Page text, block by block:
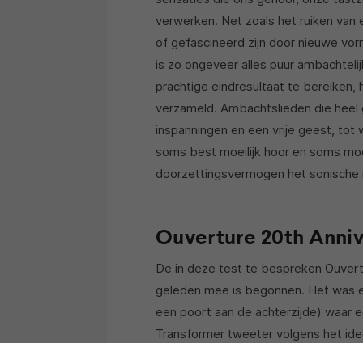
verwerken. Net zoals het ruiken van
of gefascineerd zijn door nieuwe
is zo ongeveer alles puur
prachtige eindresultaat te bereiken,
verzameld. Ambachtslieden die
inspanningen en een vrije geest,
soms best moeilijk hoor en soms
doorzettingsvermogen het
Ouverture 20th
De in deze test te bespreken
geleden mee is begonnen. Het
een poort aan de achterzijde) waar
Transformer tweeter volgens het